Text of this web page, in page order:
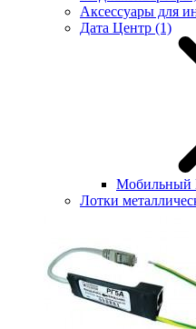
Аксессуары для
Дата Центр (1)
Лотки